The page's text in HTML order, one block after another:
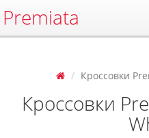
Premiata
Кроссовки
Кроссовки